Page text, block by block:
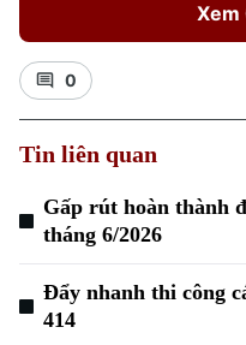
Xu hướng
Xem
0
Tin liên quan
Gấp rút hoàn thành
tháng 6/2026
Đẩy nhanh thi công
414